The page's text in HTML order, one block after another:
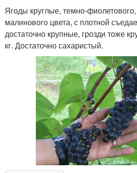
Ягоды круглые, темно-
малинового цвета, с плотной
достаточно крупные, грозди тоже
кг. Достаточно сахаристый.